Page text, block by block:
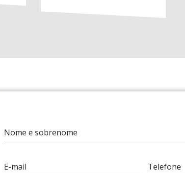
Nome e sobrenome
E-mail Telefone